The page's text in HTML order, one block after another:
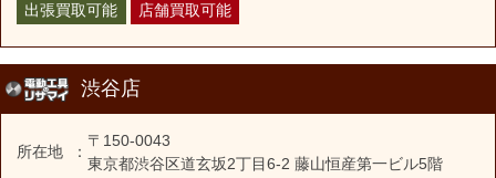
出張買取可能
店舗買取可能
渋谷店
所在地 ：
〒150-0043
東京都渋谷区道玄坂2丁目6-2 藤山恒産第一ビル5階